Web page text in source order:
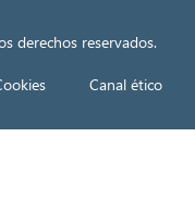
derechos reservados.
Canal ético